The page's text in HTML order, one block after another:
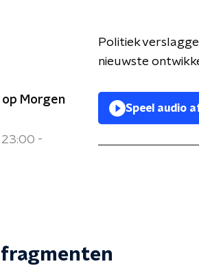
op Morgen
-
Politiek
nieuwste
Speel audio
fragmenten